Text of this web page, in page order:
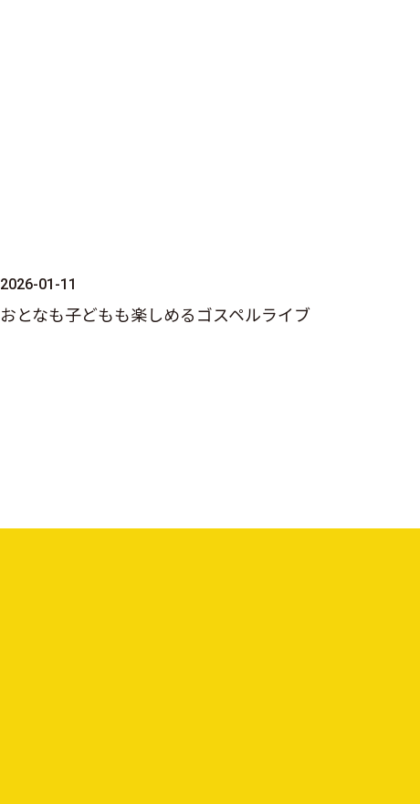
2026-01-11
おとなも子どもも楽しめるゴスペルライブ